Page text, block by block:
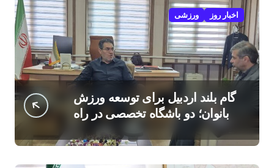
اخبار روز ورزشی
گام بلند اردبیل برای توسعه ورزش
بانوان؛ دو باشگاه تخصصی در راه
است